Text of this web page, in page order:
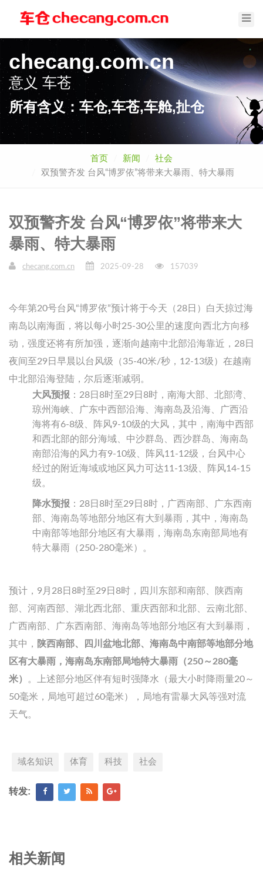
checang.com.cn
意义车苍
所有含义：车仓,车苍,车舱,扯仓
首页 新闻
社会
双预警齐发 台风“博罗依”将带来大暴雨、特大暴雨
双预警齐发 台风“博罗依”将带来大
暴雨、特大暴雨
checang.com.cn 2025-09-28 157039
今年第20号台风“博罗依”预计将于今天（28日）白天掠过海
南岛以南海面，将以每小时25-30公里的速度向西北方向移
动，强度还将有所加强，逐渐向越南中北部沿海靠近，28日
夜间至29日早晨以台风级（35-40米/秒，12-13级）在越南
中北部沿海登陆，尔后逐渐减弱。
大风预报 ：28日8时至29日8时，南海大部、北部湾、
琼州海峡、广东中西部沿海、海南岛及沿海、广西沿
海将有6-8级、阵风9-10级的大风，其中，南海中西部
和西北部的部分海域、中沙群岛、西沙群岛、海南岛
南部沿海的风力有9-10级、阵风11-12级，台风中心
经过的附近海域或地区风力可达11-13级、阵风14-15
级。
降水预报 ：28日8时至29日8时，广西南部、广东西南
部、海南岛等地部分地区有大到暴雨，其中，海南岛
中南部等地部分地区有大暴雨，海南岛东南部局地有
特大暴雨（250-280毫米）。
预计，9月28日8时至29日8时，四川东部和南部、陕西南
部、河南西部、湖北西北部、重庆西部和北部、云南北部、
广西南部、广东西南部、海南岛等地部分地区有大到暴雨，
其中， 陕西南部、四川盆地北部、海南岛中南部等地部分地
区有大暴雨，海南岛东南部局地特大暴雨（250～280毫
米） 。上述部分地区伴有短时强降水（最大小时降雨量20～
50毫米，局地可超过60毫米），局地有雷暴大风等强对流
天气。
域名知识 体育 科技 社会
转发:
相关新闻